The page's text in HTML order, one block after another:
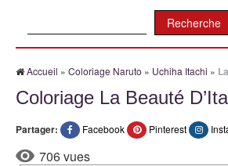
Accueil » Coloriage Naruto » Uchiha Itachi »
Coloriage La Beauté
Partager: Facebook Pinterest
706 vues